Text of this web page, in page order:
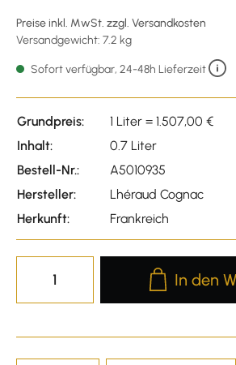
Preise inkl. MwSt. zzgl. Versandkosten
Versandgewicht: 7.2 kg
Sofort verfügbar, 24-48h Lieferzeit
Grundpreis:
1 Liter = 1.507,00 €
Inhalt:
0.7 Liter
Bestell-Nr.:
A5010935
Hersteller:
Lhéraud Cognac
Herkunft:
Frankreich
Produkt Anzahl:
In den